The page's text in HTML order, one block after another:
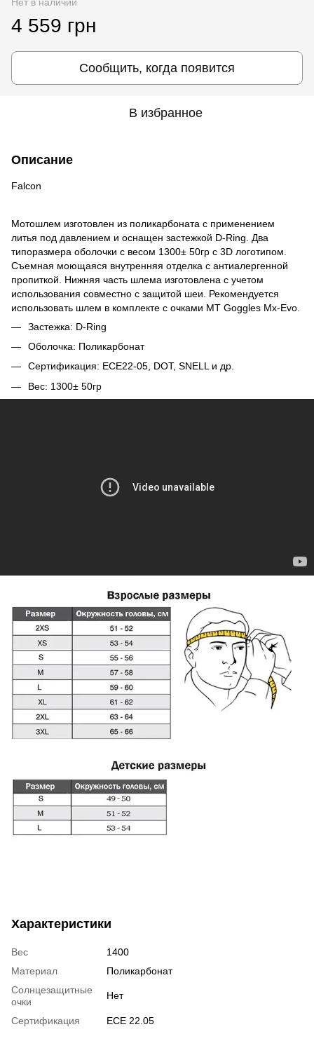
4 559 грн
Сообщить, когда появится
В избранное
Описание
Falcon
Мотошлем изготовлен из поликарбоната с применением
литья под давлением и оснащен застежкой D-Ring. Два
типоразмера оболочки с весом 1300± 50гр с 3D логотипом.
Съемная моющаяся внутренняя отделка с антиалергенной
пропиткой. Нижняя часть шлема изготовлена с учетом
использования совместно с защитой шеи. Рекомендуется
использовать шлем в комплекте с очками MT Goggles Mx-Evo.
Застежка: D-Ring
Оболочка: Поликарбонат
Сертификация: ЕСЕ22-05, DOT, SNELL и др.
Вес: 1300± 50гр
Характеристики
Вес
1400
Материал
Поликарбонат
Солнцезащитные
очки
Нет
Сертификация ECE 22.05